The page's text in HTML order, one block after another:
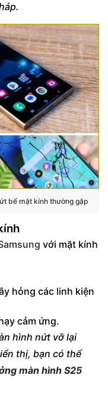
bể mặt kính thường gặp
với mặt kính
hỏng các linh kiện
cảm ứng.
hình nứt vỡ lại
thị, bạn có thể
màn hình S25